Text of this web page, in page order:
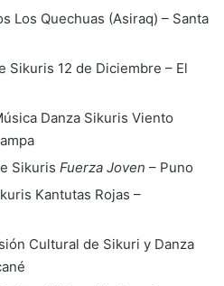
Los Quechuas (Asiraq) – Santa
Sikuris 12 de Diciembre – El
Danza Sikuris Viento
Sikuris Fuerza Joven – Puno
Kantutas Rojas –
Cultural de Sikuri y Danza